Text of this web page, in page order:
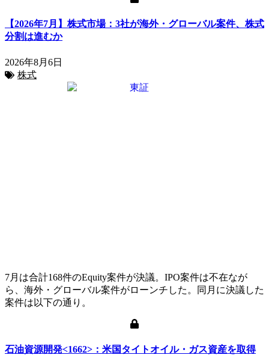
【2026年7月】株式市場：3社が海外・グローバル案件、株式
分割は進むか
2026年8月6日
株式
7月は合計168件のEquity案件が決議。IPO案件は不在なが
ら、海外・グローバル案件がローンチした。同月に決議した
案件は以下の通り。
石油資源開発<1662>：米国タイトオイル・ガス資産を取得